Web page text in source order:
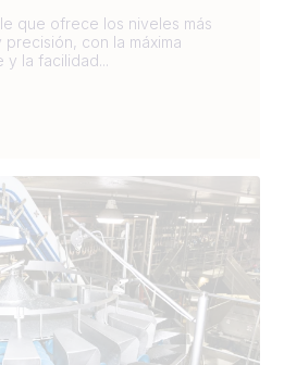
que ofrece los niveles más
con la máxima
y la facilidad...